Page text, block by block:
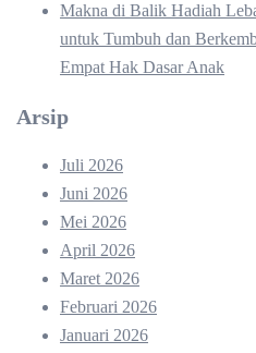
Makna di Balik Hadiah
untuk Tumbuh dan
Empat Hak Dasar Anak
Arsip
Juli 2026
Juni 2026
Mei 2026
April 2026
Maret 2026
Februari 2026
Januari 2026